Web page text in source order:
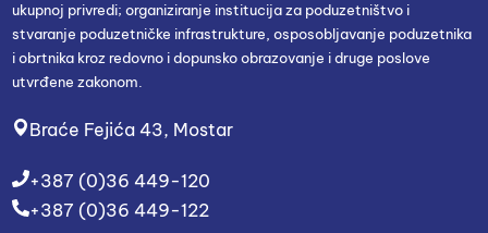
ukupnoj privredi; organiziranje institucija za poduzetništvo i
stvaranje poduzetničke infrastrukture, osposobljavanje poduzetnika
i obrtnika kroz redovno i dopunsko obrazovanje i druge poslove
utvrđene zakonom.
Braće Fejića 43, Mostar
+387 (0)36 449-120
+387 (0)36 449-122